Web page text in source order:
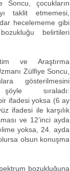
Soncu, çocukların
taklit etmemesi,
hecelememe gibi
belirtileri
ve Araştırma
Zülfiye Soncu,
gösterilmesini
sıraladı:
ifadesi yoksa (6 ay
ifadesi ile karşılık
ve 12’inci ayda
yoksa, 24. ayda
olsun konuşma
bozukluğuna